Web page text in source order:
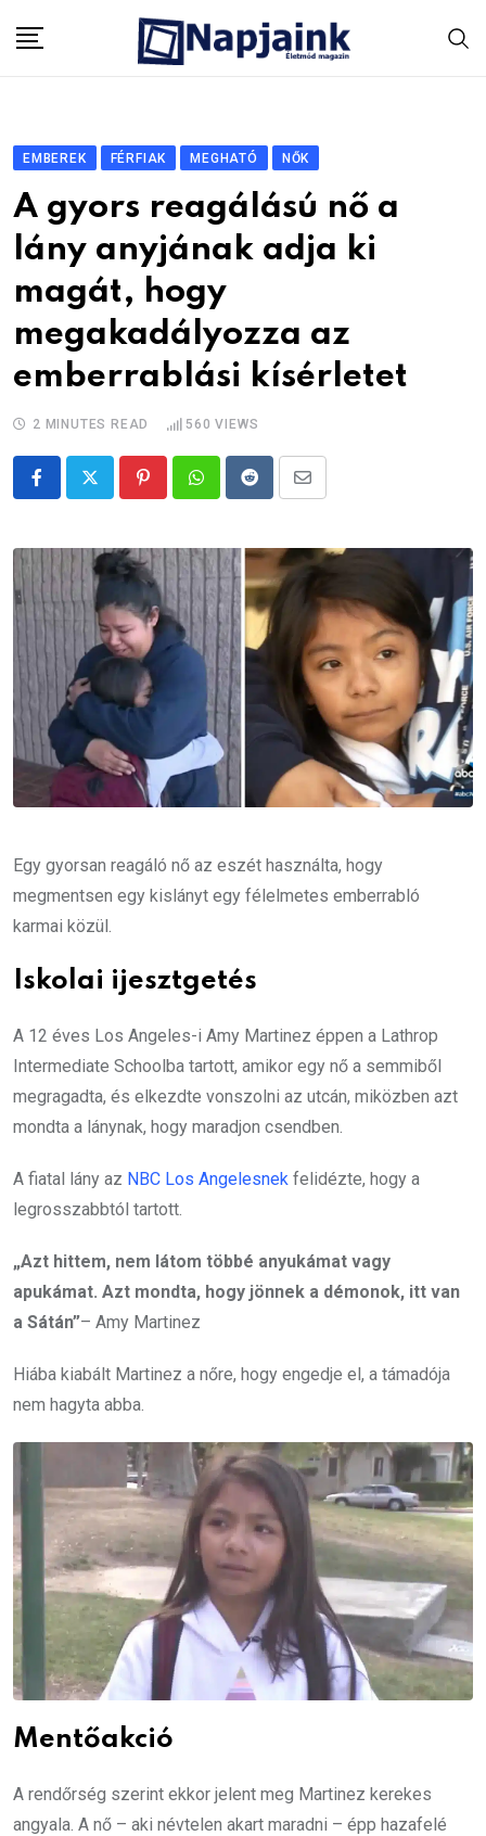
EMBEREK FÉRFIAK MEGHATÓ NŐK
A gyors reagálású nő a
lány anyjának adja ki
magát, hogy
megakadályozza az
emberrablási kísérletet
2 MINUTES READ 560 VIEWS
PinterestWhatsappRedditShare
Email
Egy gyorsan reagáló nő az eszét használta, hogy
megmentsen egy kislányt egy félelmetes emberrabló
karmai közül.
Iskolai ijesztgetés
A 12 éves Los Angeles-i Amy Martinez éppen a Lathrop
Intermediate Schoolba tartott, amikor egy nő a semmiből
megragadta, és elkezdte vonszolni az utcán, miközben azt
mondta a lánynak, hogy maradjon csendben.
A fiatal lány az NBC Los Angelesnek felidézte, hogy a
legrosszabbtól tartott.
„Azt hittem, nem látom többé anyukámat vagy
apukámat. Azt mondta, hogy jönnek a démonok, itt van
a Sátán”– Amy Martinez
Hiába kiabált Martinez a nőre, hogy engedje el, a támadója
nem hagyta abba.
Mentőakció
A rendőrség szerint ekkor jelent meg Martinez kerekes
angyala. A nő – aki névtelen akart maradni – épp hazafelé